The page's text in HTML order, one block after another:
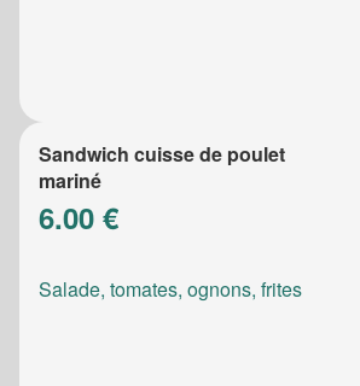
Sandwich cuisse de poulet
mariné
6.00 €
Salade, tomates, ognons, frites